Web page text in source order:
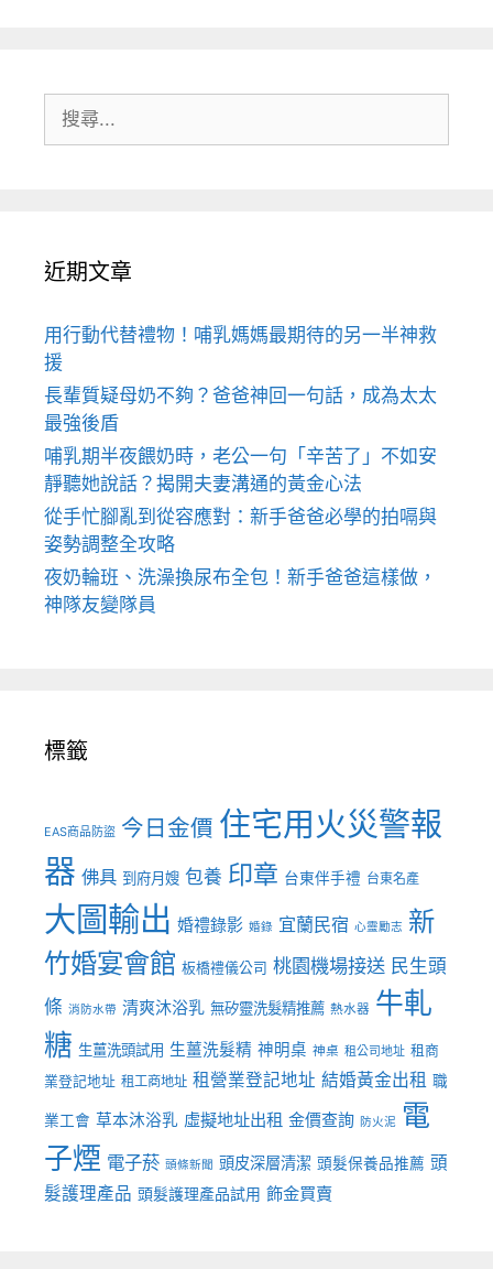
尋:
近期文章
用行動代替禮物！哺乳媽媽最期待的另一半神救
援
長輩質疑母奶不夠？爸爸神回一句話，成為太太
最強後盾
哺乳期半夜餵奶時，老公一句「辛苦了」不如安
靜聽她說話？揭開夫妻溝通的黃金心法
從手忙腳亂到從容應對：新手爸爸必學的拍嗝與
姿勢調整全攻略
夜奶輪班、洗澡換尿布全包！新手爸爸這樣做，
神隊友變隊員
標籤
EAS商品防盜 今日金價 住宅用火災警報
器 佛具 到府月嫂 包養 印章 台東伴手禮 台東名產
大圖輸出 婚禮錄影 婚錄 宜蘭民宿 心靈勵志 新
竹婚宴會館 板橋禮儀公司 桃園機場接送 民生頭
條 消防水帶 清爽沐浴乳 無矽靈洗髮精推薦 熱水器 牛軋
糖 生薑洗頭試用 生薑洗髮精 神明桌 神桌 租公司地址 租商
業登記地址 租工商地址 租營業登記地址 結婚黃金出租 職
業工會 草本沐浴乳 虛擬地址出租 金價查詢 防火泥
電
子煙 電子菸 頭條新聞 頭皮深層清潔 頭髮保養品推薦 頭
髮護理產品 頭髮護理產品試用 飾金買賣